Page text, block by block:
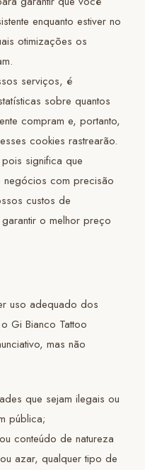
enquanto estiver no
otimizações os
serviços, é
sobre quantos
compram e, portanto,
cookies rastrearão.
significa que
com precisão
custos de
o melhor preço
uso adequado dos
Gi Bianco Tattoo
mas não
que sejam ilegais ou
pública;
conteúdo de natureza
azar, qualquer tipo de